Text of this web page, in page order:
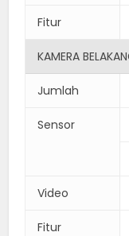
Fitur
KAMERA
Jumlah
Sensor
Video
Fitur